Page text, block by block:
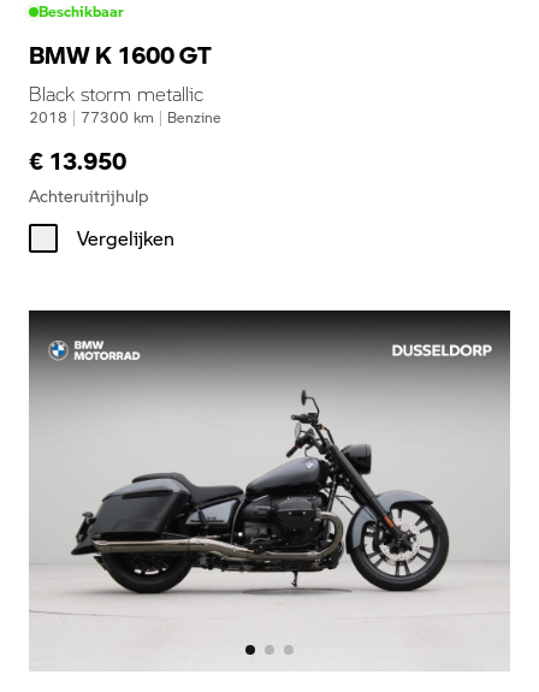
Beschikbaar
BMW K 1600 GT
Black storm metallic
2018 | 77300 km | Benzine
€ 13.950
Achteruitrijhulp
Vergelijken